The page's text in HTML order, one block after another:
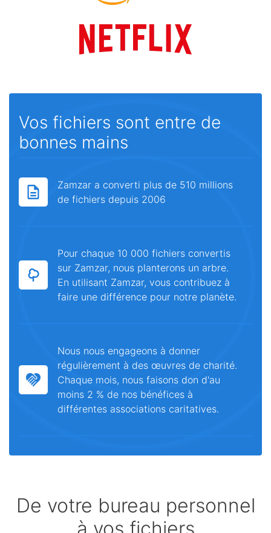
Vos fichiers sont entre de
bonnes mains
Zamzar a converti plus de 510 millions
de fichiers depuis 2006
Pour chaque 10 000 fichiers convertis
sur Zamzar, nous planterons un arbre.
En utilisant Zamzar, vous contribuez à
faire une différence pour notre planète.
Nous nous engageons à donner
régulièrement à des œuvres de charité.
Chaque mois, nous faisons don d'au
moins 2 % de nos bénéfices à
différentes associations caritatives.
De votre bureau personnel